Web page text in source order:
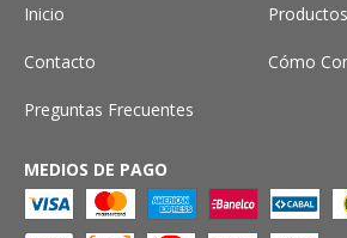
Inicio
Productos
Contacto Cómo
Preguntas Frecuentes
MEDIOS DE PAGO